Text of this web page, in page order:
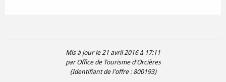
Mis à jour le 21 avril 2016 à 17:11
par Office de Tourisme d'Orcières
(Identifiant de l'offre : 800193)